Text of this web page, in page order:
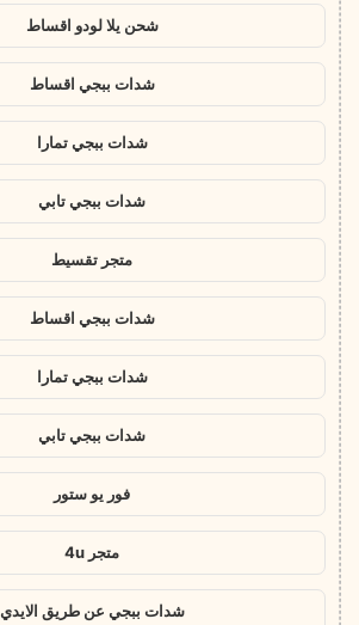
شحن يلا لودو اقساط
شدات ببجي اقساط
شدات ببجي تمارا
شدات ببجي تابي
متجر تقسيط
شدات ببجي اقساط
شدات ببجي تمارا
شدات ببجي تابي
فور يو ستور
متجر 4u
شدات ببجي عن طريق الايدي